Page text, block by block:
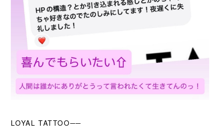
LOYAL TATTOO──